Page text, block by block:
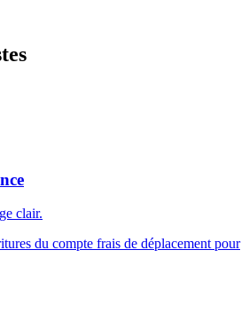
clair.
du compte frais de déplacement pour